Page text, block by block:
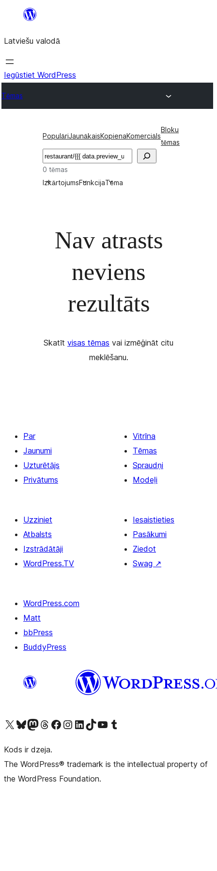
Pāriet
saturu
Latviešu valodā
Iegūstiet WordPress
Tēmas
PopulāriJaunākaisKopienaKomerciāls
Bloku
tēmas
Meklēt
0 tēmas
IzkārtojumsFunkcijaTēma
Nav atrasts
neviens
rezultāts
Skatīt visas tēmas vai izmēģināt citu
meklēšanu.
Par
Jaunumi
Uzturētājs
Privātums
Vitrīna
Tēmas
Spraudņi
Modeļi
Uzziniet
Atbalsts
Izstrādātāji
WordPress.TV
Iesaistieties
Pasākumi
Ziedot
Swag ↗
WordPress.com
Matt
bbPress
BuddyPress
Apmeklējiet mūsu X (agrāk Twitter) kontu
Apmeklējiet mūsu Bluesky kontu
Apmeklējiet mūsu Mastodon kontu
Apmeklējiet mūsu Threads kontu
Apmeklējiet mūsu Facebook lapuApmeklējiet mūsu Instagram kontu
Apmeklējiet mūsu LinkedIn kontu
Apmeklējiet mūsu TikTok kontu
Apmeklējiet mūsu YouTube kanālu
Apmeklējiet mūsu Tumblr kontu
Kods ir dzeja.
The WordPress® trademark is the intellectual property of
the WordPress Foundation.